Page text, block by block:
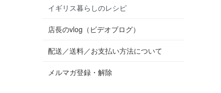
イギリス暮らしのレシピ
店長のvlog（ビデオブログ）
配送／送料／お支払い方法について
メルマガ登録・解除